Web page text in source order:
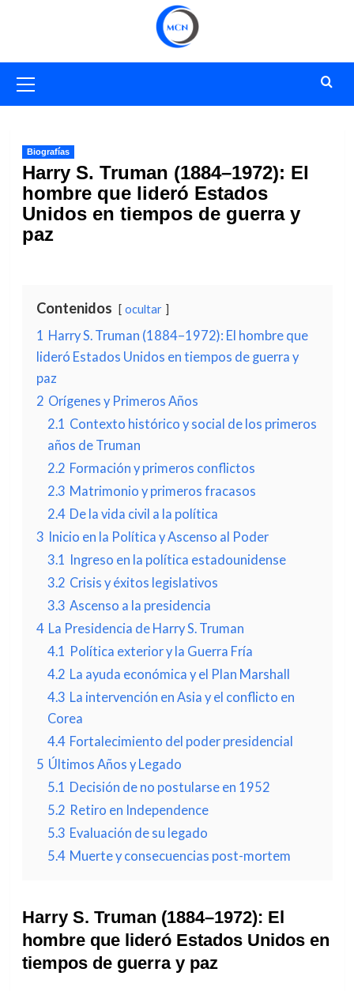
primario
Biografías
Harry S. Truman (1884–1972): El
hombre que lideró Estados
Unidos en tiempos de guerra y
paz
Contenidos ocultar
1 Harry S. Truman (1884–1972): El hombre que
lideró Estados Unidos en tiempos de guerra y
paz
2 Orígenes y Primeros Años
2.1 Contexto histórico y social de los primeros
años de Truman
2.2 Formación y primeros conflictos
2.3 Matrimonio y primeros fracasos
2.4 De la vida civil a la política
3 Inicio en la Política y Ascenso al Poder
3.1 Ingreso en la política estadounidense
3.2 Crisis y éxitos legislativos
3.3 Ascenso a la presidencia
4 La Presidencia de Harry S. Truman
4.1 Política exterior y la Guerra Fría
4.2 La ayuda económica y el Plan Marshall
4.3 La intervención en Asia y el conflicto en
Corea
4.4 Fortalecimiento del poder presidencial
5 Últimos Años y Legado
5.1 Decisión de no postularse en 1952
5.2 Retiro en Independence
5.3 Evaluación de su legado
5.4 Muerte y consecuencias post-mortem
Harry S. Truman (1884–1972): El
hombre que lideró Estados Unidos en
tiempos de guerra y paz